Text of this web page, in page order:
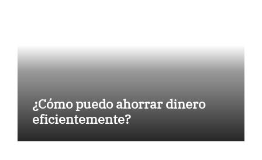
¿Cómo puedo ahorrar dinero
eficientemente?